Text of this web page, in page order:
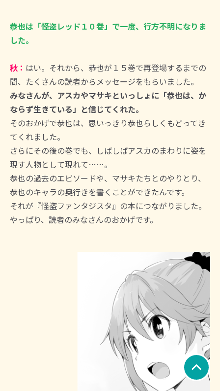
――恭也は「怪盗レッド１０巻」で一度、行方不明になりま
した。
秋： はい。それから、恭也が１５巻で再登場するまでの
間、たくさんの読者からメッセージをもらいました。
みなさんが、アスカやマサキといっしょに「恭也は、か
ならず生きている」と信じてくれた。
そのおかげで恭也は、思いっきり恭也らしくもどってき
てくれました。
さらにその後の巻でも、しばしばアスカのまわりに姿を
現す人物として現れて……。
恭也の過去のエピソードや、マサキたちとのやりとり、
恭也のキャラの奥行きを書くことができたんです。
それが『怪盗ファンタジスタ』の本につながりました。
やっぱり、読者のみなさんのおかげです。